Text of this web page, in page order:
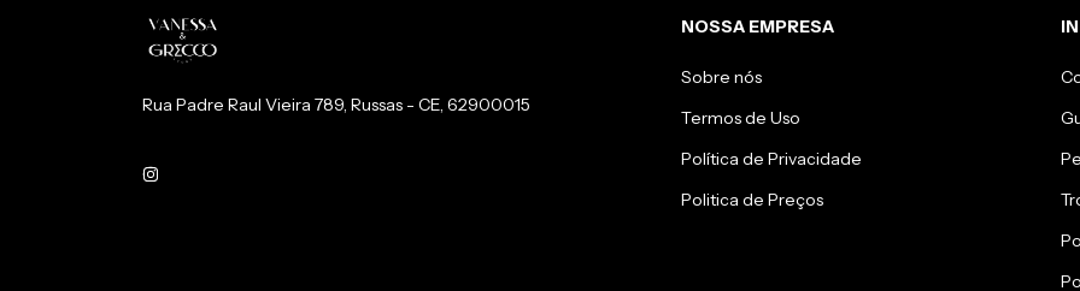
Rua Padre Raul Vieira 789, Russas - CE, 62900015
NOSSA EMPRESA
Sobre nós
Termos de Uso
Política de Privacidade
Politica de Preços